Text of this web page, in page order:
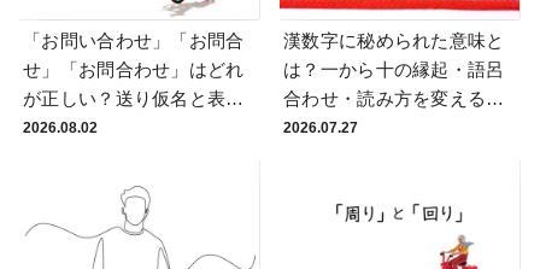
「お問い合わせ」「お問合
せ」「お問合わせ」はどれ
が正しい？送り仮名と表記
統一の実務ルール
2026.08.02
漢数字に秘められた意味と
は？一から十の縁起・語呂
合わせ・読み方を変える理
由
2026.07.27